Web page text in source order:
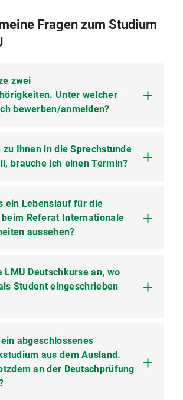
Fragen zum Studium
zwei
Unter welcher
bewerben/anmelden?
deutschen und einen
Pass, bewerben Sie sich immer
den Sachverhalt EU-/EWR-Pass
EWR-Pass: bei dieser Konstellation
Pass maßgeblich.
zu Ihnen in die Sprechstunde
brauche ich einen Termin?
Sie die Sprechzeiten der
Zulassung.
ein Lebenslauf für die
beim Referat Internationale
aussehen?
Form neben den
Daten den vollständigen
besuchten Schulen /
Sprachkenntnisse /
darstellen. Bitte achten Sie auf
und vollständige Darstellung
der Antragsabgabe.
LMU Deutschkurse an, wo
Student eingeschrieben
in unseren Informationsblättern
Sprachkursen gelistet, geben aus
aber keine
ab.
abgeschlossenes
aus dem Ausland.
an der Deutschprüfung